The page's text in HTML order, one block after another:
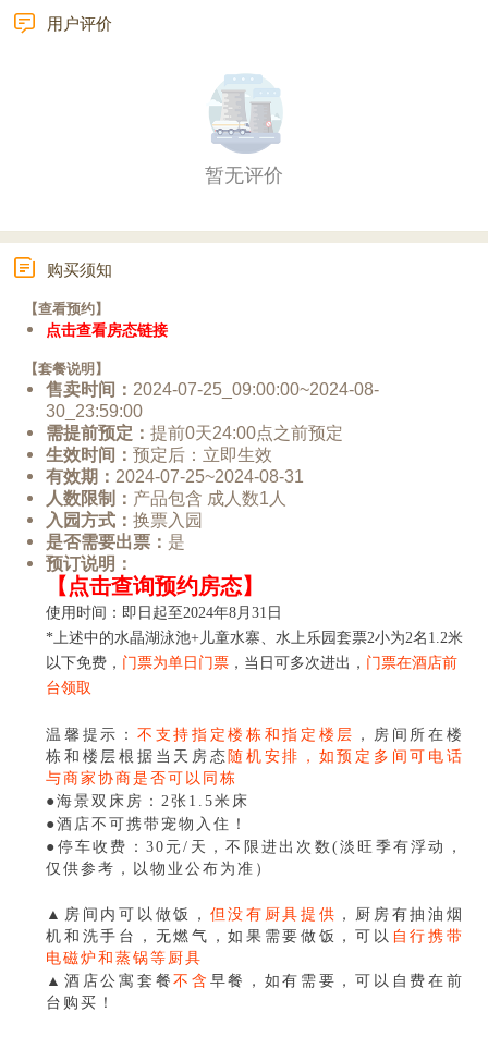
用户评价
暂无评价
购买须知
【查看预约】
点击查看房态链接
【套餐说明】
售卖时间：2024-07-25_09:00:00~2024-08-
30_23:59:00
需提前预定：提前0天24:00点之前预定
生效时间：预定后：立即生效
有效期：2024-07-25~2024-08-31
人数限制： 产品包含 成人数1人
入园方式：换票入园
是否需要出票： 是
预订说明：
【点击查询预约房态】
使用时间：即日起至2024年8月31日
*上述中的水晶湖泳池+儿童水寨、水上乐园套票2小为2名1.2米
以下免费， 门票为单日门票 ，当日可多次进出， 门票在酒店前
台领取
温馨提示： 不支持指定楼栋和指定楼层 ，房间所在楼
栋和楼层根据当天房态 随机安排，如预定多间可电话
与商家协商是否可以同栋
●海景双床房：2张1.5米床
●酒店不可携带宠物入住！
●停车收费：30元/天，不限进出次数(淡旺季有浮动，
仅供参考，以物业公布为准）
▲房间内可以做饭， 但没有厨具提供 ，厨房有抽油烟
机和洗手台，无燃气，如果需要做饭，可以 自行携带
电磁炉和蒸锅等厨具
▲酒店公寓套餐不含 早餐，如有需要，可以自费在前
台购买！